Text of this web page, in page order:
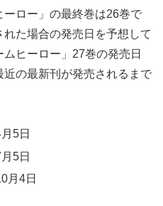
ロー」の最終巻は26巻で
た場合の発売日を予想して
ヒーロー」27巻の発売日
の最新刊が発売されるまで
5日
5日
月4日